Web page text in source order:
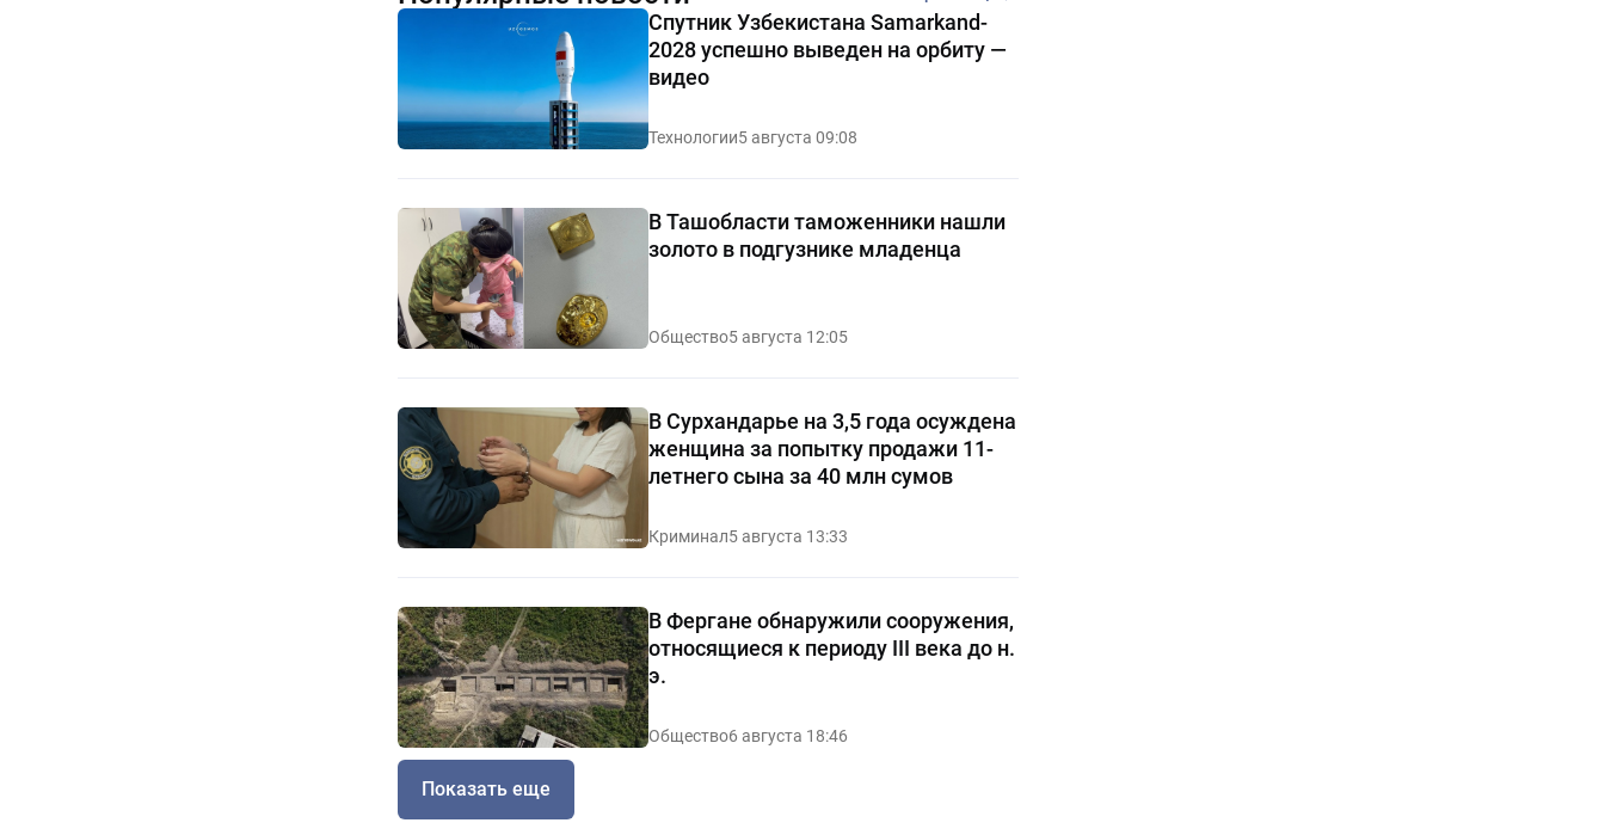
Спутник Узбекистана Samarkand-
2028 успешно выведен на орбиту —
видео
Технологии5 августа 09:08
В Ташобласти таможенники нашли
золото в подгузнике младенца
Общество5 августа 12:05
В Сурхандарье на 3,5 года осуждена
женщина за попытку продажи 11-
летнего сына за 40 млн сумов
Криминал5 августа 13:33
В Фергане обнаружили сооружения,
относящиеся к периоду III века до н.
э.
Общество6 августа 18:46
Показать еще